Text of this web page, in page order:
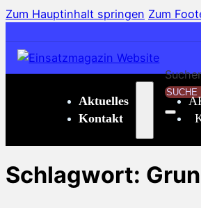
Zum Hauptinhalt springen Zum
Aktuelles
Kontakt
Schlagwort: